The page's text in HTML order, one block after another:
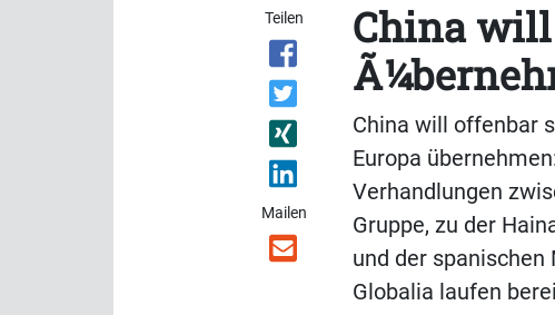
Teilen
Mailen
China will
China will offenbar
Europa
Verhandlungen
Gruppe, zu der
und der
Globalia laufen